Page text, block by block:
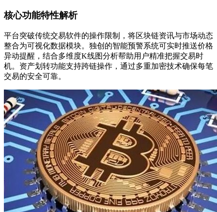
核心功能特性解析
平台突破传统交易软件的操作限制，将区块链资讯与市场动态
整合为可视化数据模块。独创的智能预警系统可实时推送价格
异动提醒，结合多维度K线图分析帮助用户精准把握交易时
机。资产划转功能支持跨链操作，通过多重加密技术确保每笔
交易的安全可靠。